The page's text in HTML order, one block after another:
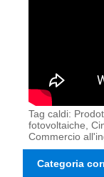
Tag caldi:
fotovoltaiche,
Commercio
Categoria